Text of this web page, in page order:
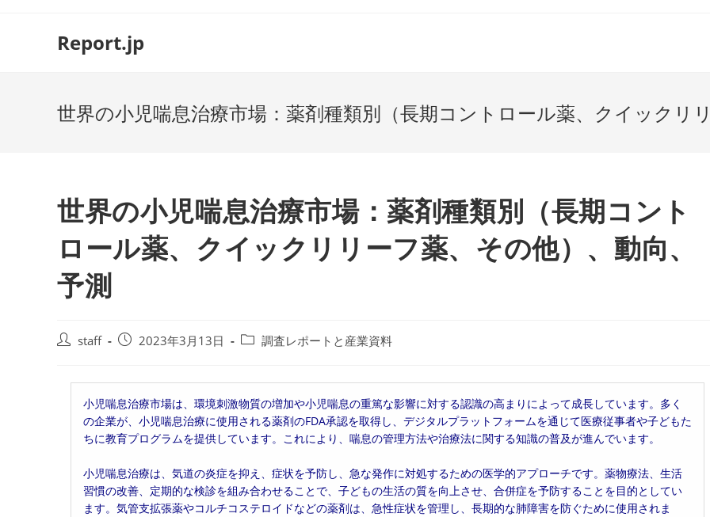
Report.jp
世界の小児喘息治療市場：薬剤種類別（長期コントロール薬、クイックリ
世界の小児喘息治療市場：薬剤種類別（長期コント
ロール薬、クイックリリーフ薬、その他）、動向、
予測
投
staff
投
日:
2023年3月13日
投
ゴ
リ
ー:
調査レポートと産業資料
小児喘息治療市場は、環境刺激物質の増加や小児喘息の重篤な影響に対する認識の高まりによって成長しています。多く
の企業が、小児喘息治療に使用される薬剤のFDA承認を取得し、デジタルプラットフォームを通じて医療従事者や子どもた
ちに教育プログラムを提供しています。これにより、喘息の管理方法や治療法に関する知識の普及が進んでいます。
小児喘息治療は、気道の炎症を抑え、症状を予防し、急な発作に対処するための医学的アプローチです。薬物療法、生活
習慣の改善、定期的な検診を組み合わせることで、子どもの生活の質を向上させ、合併症を予防することを目的としてい
ます。気管支拡張薬やコルチコステロイドなどの薬剤は、急性症状を管理し、長期的な肺障害を防ぐために使用されま